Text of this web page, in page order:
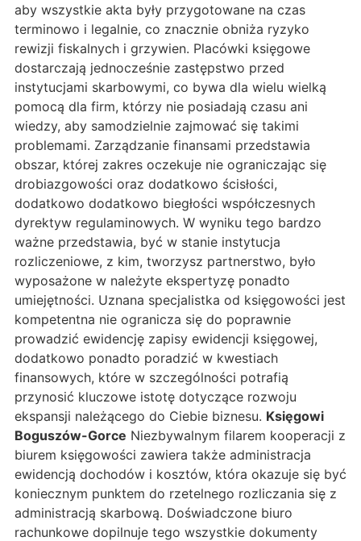
aby wszystkie akta były przygotowane na czas
terminowo i legalnie, co znacznie obniża ryzyko
rewizji fiskalnych i grzywien. Placówki księgowe
dostarczają jednocześnie zastępstwo przed
instytucjami skarbowymi, co bywa dla wielu wielką
pomocą dla firm, którzy nie posiadają czasu ani
wiedzy, aby samodzielnie zajmować się takimi
problemami. Zarządzanie finansami przedstawia
obszar, której zakres oczekuje nie ograniczając się
drobiazgowości oraz dodatkowo ścisłości,
dodatkowo dodatkowo biegłości współczesnych
dyrektyw regulaminowych. W wyniku tego bardzo
ważne przedstawia, być w stanie instytucja
rozliczeniowe, z kim, tworzysz partnerstwo, było
wyposażone w należyte ekspertyzę ponadto
umiejętności. Uznana specjalistka od księgowości jest
kompetentna nie ogranicza się do poprawnie
prowadzić ewidencję zapisy ewidencji księgowej,
dodatkowo ponadto poradzić w kwestiach
finansowych, które w szczególności potrafią
przynosić kluczowe istotę dotyczące rozwoju
ekspansji należącego do Ciebie biznesu. Księgowi
Boguszów-Gorce Niezbywalnym filarem kooperacji z
biurem księgowości zawiera także administracja
ewidencją dochodów i kosztów, która okazuje się być
koniecznym punktem do rzetelnego rozliczania się z
administracją skarbową. Doświadczone biuro
rachunkowe dopilnuje tego wszystkie dokumenty